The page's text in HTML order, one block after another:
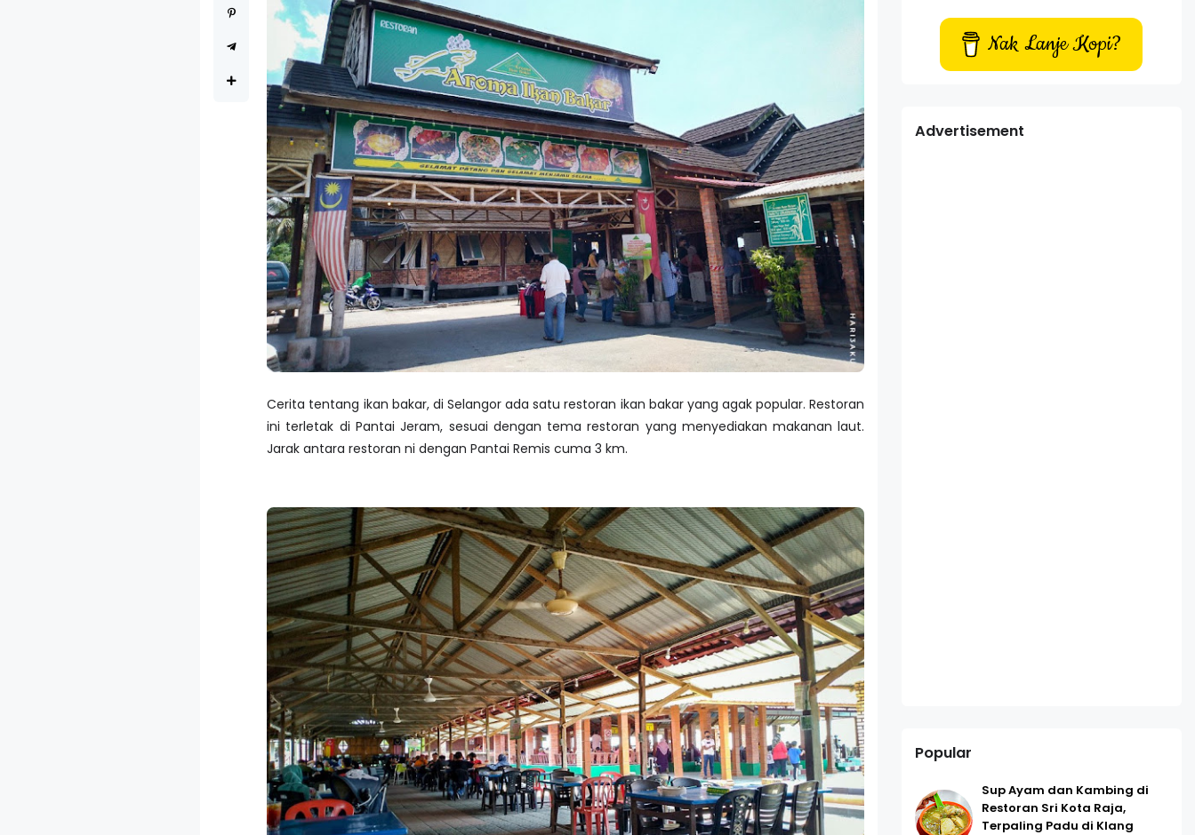
Cerita tentang ikan bakar, di Selangor ada satu restoran ikan bakar yang agak popular. Restoran
ini terletak di Pantai Jeram, sesuai dengan tema restoran yang menyediakan makanan laut.
Jarak antara restoran ni dengan Pantai Remis cuma 3 km.
Nak Lanje Kopi?
Advertisement
Popular
Sup Ayam dan Kambing di
Restoran Sri Kota Raja,
Terpaling Padu di Klang